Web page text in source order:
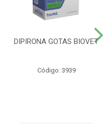
DIPIRONA GOTAS BIOVET
Código: 3939